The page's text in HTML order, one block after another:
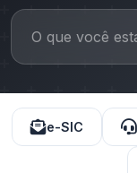
e-SIC